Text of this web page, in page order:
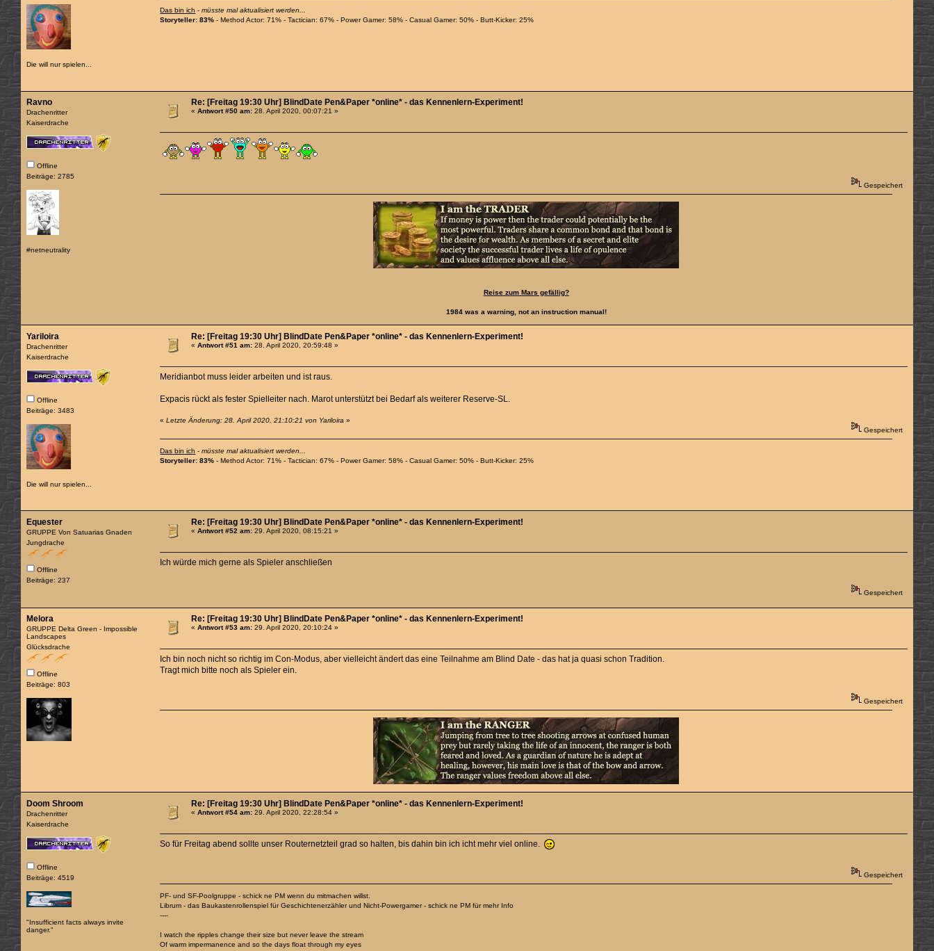
Die will nur spielen...
Das bin ich -müsste mal aktualisiert werden...
Storyteller: 83% - Method Actor: 71% - Tactician: 67% - Power Gamer: 58% - Casual Gamer: 50% - Butt-Kicker: 25%
Ravno
Drachenritter
Kaiserdrache
Offline
Beiträge: 2785
#netneutrality
Re: [Freitag 19:30 Uhr] BlindDate Pen&Paper *online* - das Kennenlern-Experiment!
«Antwort #50 am: 28. April 2020, 00:07:21 »
Gespeichert
Reise zum Mars gefällig?
1984 was a warning, not an instruction manual!
Yariloira
Drachenritter
Kaiserdrache
Offline
Beiträge: 3483
Die will nur spielen...
Re: [Freitag 19:30 Uhr] BlindDate Pen&Paper *online* - das Kennenlern-Experiment!
«Antwort #51 am: 28. April 2020, 20:59:48 »
Meridianbot muss leider arbeiten und ist raus.
Expacis rückt als fester Spielleiter nach. Marot unterstützt bei Bedarf als weiterer Reserve-SL.
«Letzte Änderung: 28. April 2020, 21:10:21 von Yariloira »
Gespeichert
Das bin ich -müsste mal aktualisiert werden...
Storyteller: 83% - Method Actor: 71% - Tactician: 67% - Power Gamer: 58% - Casual Gamer: 50% - Butt-Kicker: 25%
Equester
GRUPPE Von Satuarias Gnaden
Jungdrache
Offline
Beiträge: 237
Re: [Freitag 19:30 Uhr] BlindDate Pen&Paper *online* - das Kennenlern-Experiment!
«Antwort #52 am: 29. April 2020, 08:15:21 »
Ich würde mich gerne als Spieler anschließen
Gespeichert
Melora
GRUPPE Delta Green - Impossible
Landscapes
Glücksdrache
Offline
Beiträge: 803
Re: [Freitag 19:30 Uhr] BlindDate Pen&Paper *online* - das Kennenlern-Experiment!
«Antwort #53 am: 29. April 2020, 20:10:24 »
Ich bin noch nicht so richtig im Con-Modus, aber vielleicht ändert das eine Teilnahme am Blind Date - das hat ja quasi schon Tradition.
Tragt mich bitte noch als Spieler ein.
Gespeichert
Doom Shroom
Drachenritter
Kaiserdrache
Offline
Beiträge: 4519
"Insufficient facts always invite
danger."
Re: [Freitag 19:30 Uhr] BlindDate Pen&Paper *online* - das Kennenlern-Experiment!
«Antwort #54 am: 29. April 2020, 22:28:54 »
So für Freitag abend sollte unser Routernetzteil grad so halten, bis dahin bin ich icht mehr viel online.
Gespeichert
PF- und SF-Poolgruppe - schick ne PM wenn du mitmachen willst.
Librum - das Baukastenrollenspiel für Geschichtenerzähler und Nicht-Powergamer - schick ne PM für mehr Info
----
I watch the ripples change their size but never leave the stream
Of warm impermanence and so the days float through my eyes